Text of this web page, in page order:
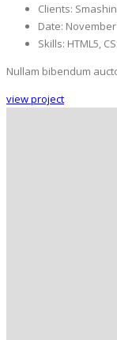
Clients:
Date: November
Skills: HTML5,
Nullam bibendum
view project